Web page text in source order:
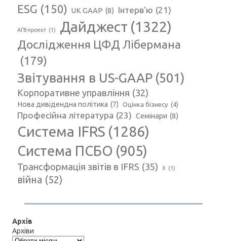
ESG (150) UK GAAP (8) Інтерв'ю (21)
АГВ-проект (1) Дайджест (1322)
Дослідження ЦФД Лібермана
(179)
Звітування в US-GAAP (501)
Корпоративне управління (32)
Нова дивідендна політика (7) Оцінка бізнесу (4)
Професійна література (23) Семінари (8)
Система IFRS (1286)
Система ПСБО (905)
Трансформація звітів в IFRS (35) Х (1)
війна (52)
Архів
Архіви